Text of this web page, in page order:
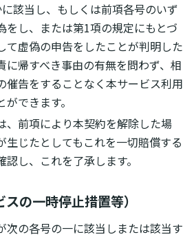
該当し、もしくは前項各号のいず
をし、または第1項の規定にもとづ
て虚偽の申告をしたことが判明した
に帰すべき事由の有無を問わず、相
催告をすることなく本サービス利用
できます。
、前項により本契約を解除した場
生じたとしてもこれを一切賠償する
し、これを了承します。
の一時停止措置等）
次の各号の一に該当しまたは該当す